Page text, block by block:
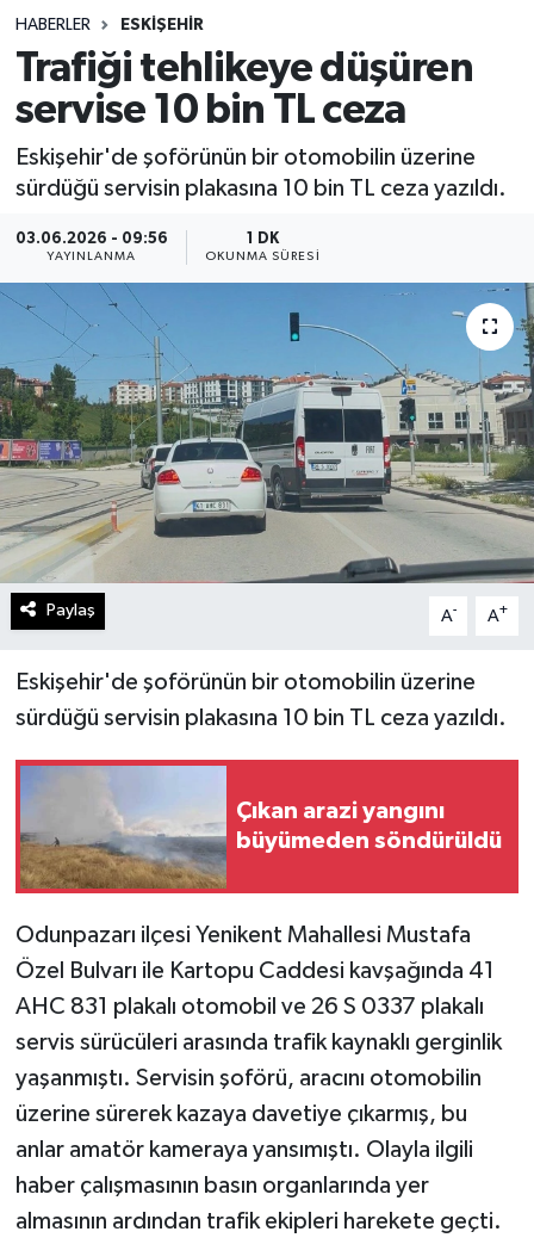
HABERLER ESKIŞEHIR
Trafiği tehlikeye düşüren
servise 10 bin TL ceza
Eskişehir'de şoförünün bir otomobilin üzerine
sürdüğü servisin plakasına 10 bin TL ceza yazıldı.
03.06.2026 - 09:56
YAYINLANMA
1 DK
OKUNMA SÜRESI
Paylaş A- A+
Eskişehir'de şoförünün bir otomobilin üzerine
sürdüğü servisin plakasına 10 bin TL ceza yazıldı.
Çıkan arazi yangını
büyümeden söndürüldü
Odunpazarı ilçesi Yenikent Mahallesi Mustafa
Özel Bulvarı ile Kartopu Caddesi kavşağında 41
AHC 831 plakalı otomobil ve 26 S 0337 plakalı
servis sürücüleri arasında trafik kaynaklı gerginlik
yaşanmıştı. Servisin şoförü, aracını otomobilin
üzerine sürerek kazaya davetiye çıkarmış, bu
anlar amatör kameraya yansımıştı. Olayla ilgili
haber çalışmasının basın organlarında yer
almasının ardından trafik ekipleri harekete geçti.
Spor
Teknoloji